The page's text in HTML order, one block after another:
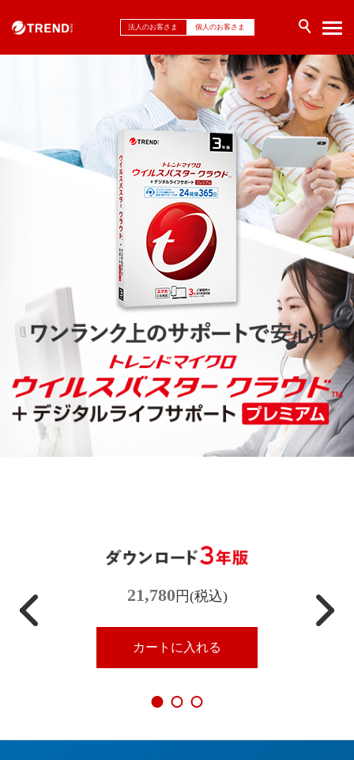
法人のお客さま 個人のお客さま
21,780 円(税込)
カートに入れる